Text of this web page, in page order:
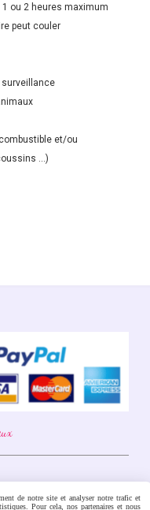
ou 2 heures maximum
peut couler
surveillance
et/ou
...)
de notre site et analyser notre trafic et
Pour cela, nos partenaires et nous